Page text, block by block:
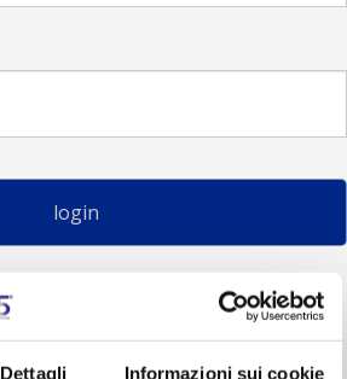
Dettagli Informazioni sui cookie
login